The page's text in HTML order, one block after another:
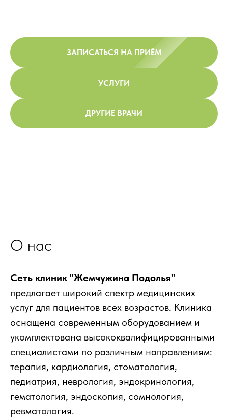
ЗАПИСАТЬСЯ НА ПРИЁМ
УСЛУГИ
ДРУГИЕ ВРАЧИ
О нас
Сеть клиник "Жемчужина Подолья"
предлагает широкий спектр медицинских
услуг для пациентов всех возрастов. Клиника
оснащена современным оборудованием и
укомплектована высококвалифицированными
специалистами по различным направлениям:
терапия, кардиология, стоматология,
педиатрия, неврология, эндокринология,
гематология, эндоскопия, сомнология,
ревматология.